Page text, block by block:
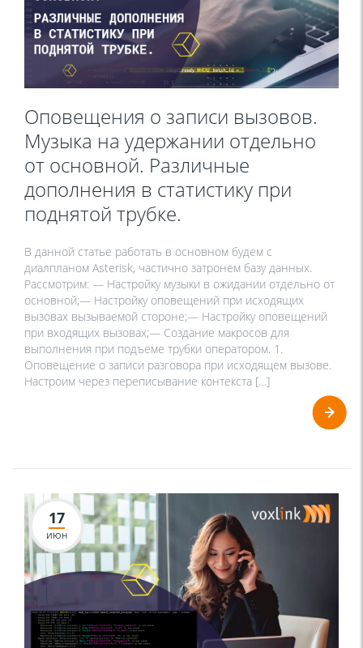
Оповещения о записи вызовов.
Музыка на удержании отдельно
от основной. Различные
дополнения в статистику при
поднятой трубке.
В данной статье работать в основном будем с
диалпланом Asterisk, частично затронем базу данных.
Рассмотрим: — Настройку музыки в ожидании отдельно от
основной;— Настройку оповещений при исходящих
вызовах вызываемой стороне;— Настройку оповещений
при входящих вызовах;— Создание макросов для
выполнения при подъеме трубки оператором. 1.
Оповещение о записи разговора при исходящем вызове.
Настроим через переписывание контекста […]
17
ИЮН